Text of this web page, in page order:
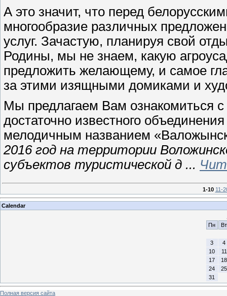
А это значит, что перед
многообразие различных
услуг. Зачастую, планируя свой
Родины, мы не знаем, какую
предложить желающему, и самое
за этими изящными домиками и
Мы предлагаем Вам ознакомиться
достаточно известного
мелодичным названием
2016 год на территории
субъектов туристической д ...
1-10 11-
Calendar
Пн
Вт
3
4
10
11
17
18
24
25
31
Полная версия сайта